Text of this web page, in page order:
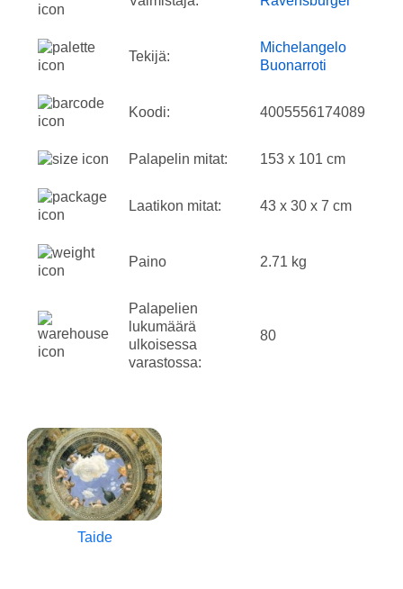
Tekijä:
Michelangelo
Buonarroti
Koodi: 4005556174089
Palapelin mitat: 153 x 101 cm
Laatikon mitat: 43 x 30 x 7 cm
Paino 2.71 kg
Palapelien
lukumäärä
ulkoisessa
varastossa:
80
Taide